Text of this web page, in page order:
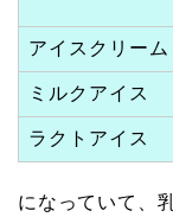
アイスクリーム
ミルクアイス
ラクトアイス
になっていて、